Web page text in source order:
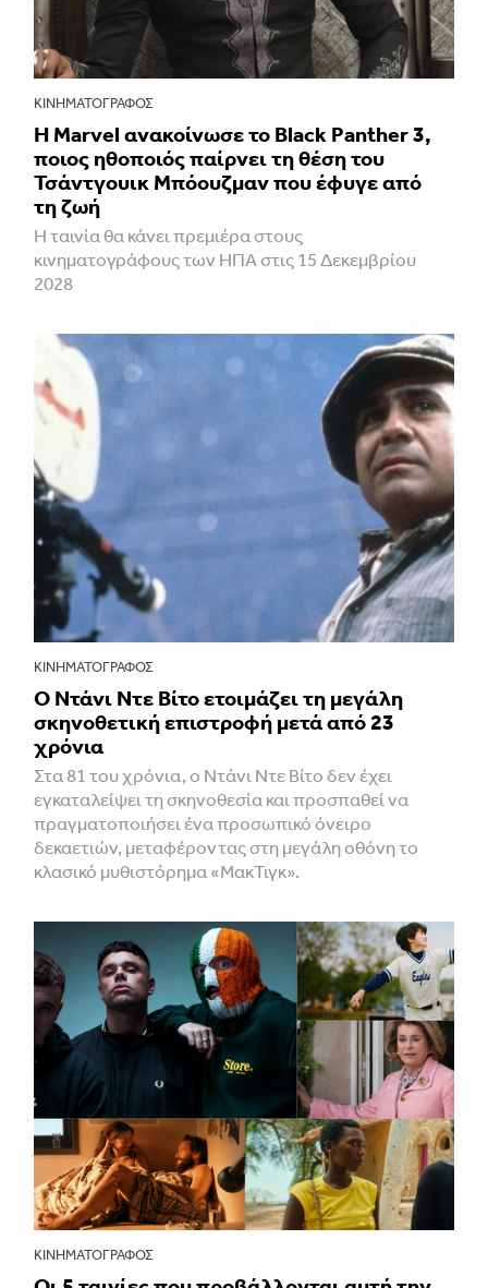
ΚΙΝΗΜΑΤΟΓΡΆΦΟΣ
Η Marvel ανακοίνωσε το Black Panther 3,
ποιος ηθοποιός παίρνει τη θέση του
Τσάντγουικ Μπόουζμαν που έφυγε από
τη ζωή
Η ταινία θα κάνει πρεμιέρα στους
κινηματογράφους των ΗΠΑ στις 15 Δεκεμβρίου
2028
ΚΙΝΗΜΑΤΟΓΡΆΦΟΣ
Ο Ντάνι Ντε Βίτο ετοιμάζει τη μεγάλη
σκηνοθετική επιστροφή μετά από 23
χρόνια
Στα 81 του χρόνια, ο Ντάνι Ντε Βίτο δεν έχει
εγκαταλείψει τη σκηνοθεσία και προσπαθεί να
πραγματοποιήσει ένα προσωπικό όνειρο
δεκαετιών, μεταφέροντας στη μεγάλη οθόνη το
κλασικό μυθιστόρημα «ΜακΤιγκ».
ΚΙΝΗΜΑΤΟΓΡΆΦΟΣ